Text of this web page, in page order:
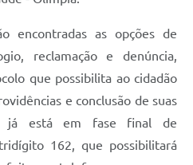
encontradas as opções de
reclamação e denúncia,
que possibilita ao cidadão
e conclusão de suas
já está em fase final de
162, que possibilitará